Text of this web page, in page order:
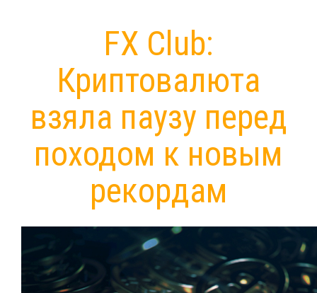
FX Club:
Криптовалюта
взяла паузу перед
походом к новым
рекордам